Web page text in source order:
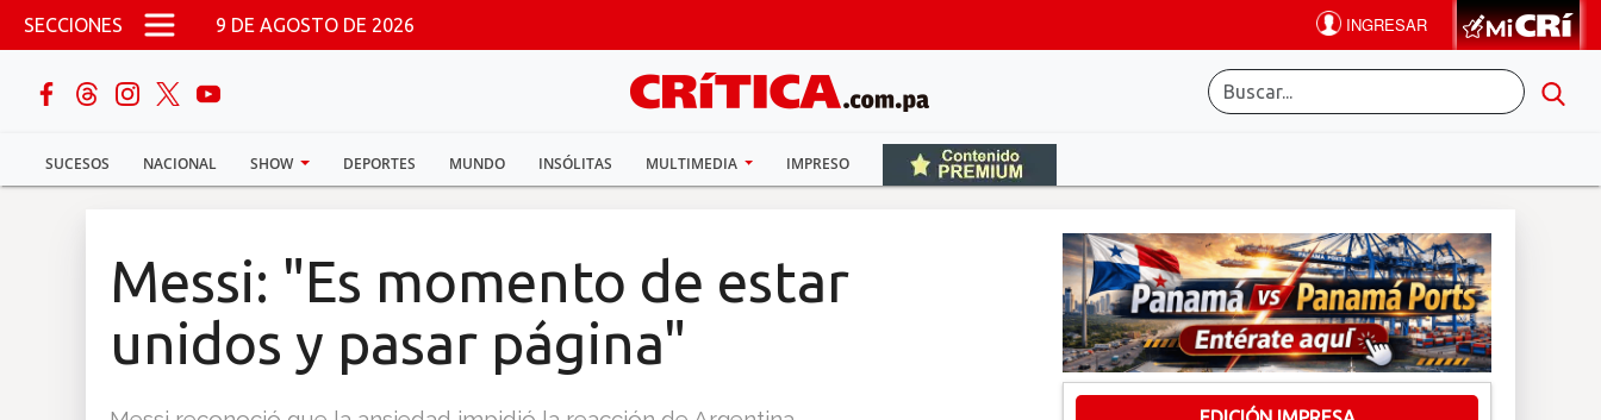
Pasar al contenido principal
SECCIONES 9 DE AGOSTO DE 2026
SUCESOS NACIONAL SHOW DEPORTES MUNDO INSÓLITAS MULTIMEDIA IMPRESO
buscar
Sucesos
Messi: "Es momento de estar
unidos y pasar página"